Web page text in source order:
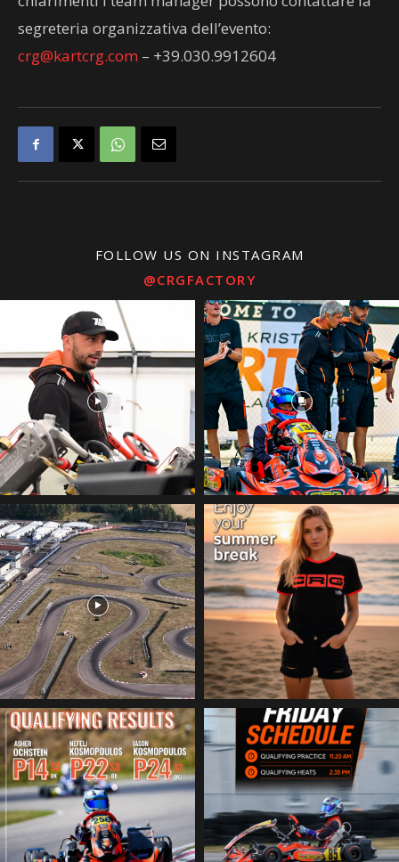
segreteria organizzativa dell’evento:
crg@kartcrg.com – +39.030.9912604
FOLLOW US ON INSTAGRAM
@CRGFACTORY